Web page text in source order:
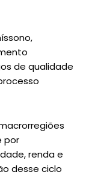
de qualidade
por
renda e
desse ciclo